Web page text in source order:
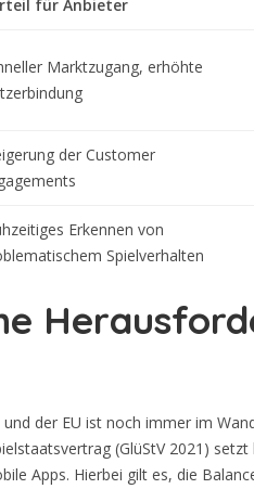
für Anbieter
Marktzugang, erhöhte
der Customer
Erkennen von
Spielverhalten
der EU ist noch immer im
(GlüStV 2021)
Apps. Hierbei gilt es, die